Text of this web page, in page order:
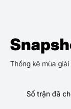
Thống kê mùa giải
Số trận đã